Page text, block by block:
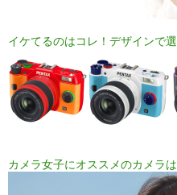
イケてるのはコレ！デザインで
カメラ女子にオススメのカメラは